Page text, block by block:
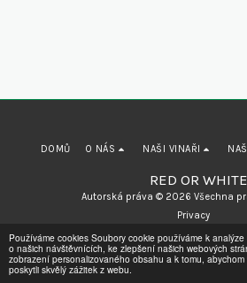
Používáme cookies Soubory cookie používáme k analýze
o našich návštěvnících, ke zlepšení našich webových
zobrazení personalizovaného obsahu a k tomu, abychom
poskytli skvělý zážitek z webu.
RED OR WHITE
Autorská práva © 2026 Všechna
Privacy
DOMŮ O NÁS NAŠI VINAŘI